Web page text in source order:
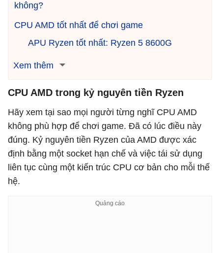
không?
CPU AMD tốt nhất để chơi game
APU Ryzen tốt nhất: Ryzen 5 8600G
Xem thêm
CPU AMD trong kỷ nguyên tiền Ryzen
Hãy xem tại sao mọi người từng nghĩ CPU AMD
không phù hợp để chơi game. Đã có lúc điều này
đúng. Kỷ nguyên tiền Ryzen của AMD được xác
định bằng một socket hạn chế và việc tái sử dụng
liên tục cùng một kiến trúc CPU cơ bản cho mỗi thế
hệ.